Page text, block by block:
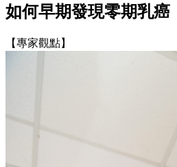
如何早期發現零期乳癌
【專家觀點】